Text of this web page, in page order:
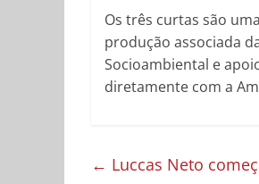
Os três curtas são
produção associada
Socioambiental e
diretamente com a
← Luccas Neto